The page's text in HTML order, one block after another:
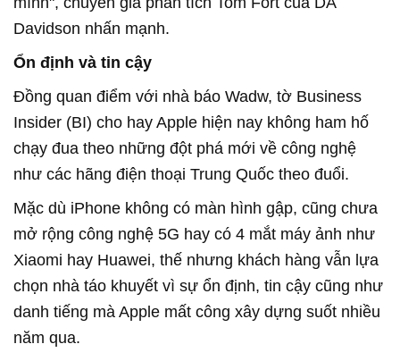
Davidson nhấn mạnh.
Ổn định và tin cậy
Đồng quan điểm với nhà báo Wadw, tờ Business
Insider (BI) cho hay Apple hiện nay không ham hố
chạy đua theo những đột phá mới về công nghệ
như các hãng điện thoại Trung Quốc theo đuổi.
Mặc dù iPhone không có màn hình gập, cũng chưa
mở rộng công nghệ 5G hay có 4 mắt máy ảnh như
Xiaomi hay Huawei, thế nhưng khách hàng vẫn lựa
chọn nhà táo khuyết vì sự ổn định, tin cậy cũng như
danh tiếng mà Apple mất công xây dựng suốt nhiều
năm qua.